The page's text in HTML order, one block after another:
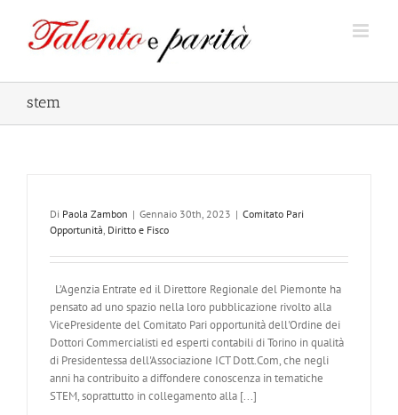
contenuto
stem
Di Paola Zambon | Gennaio 30th, 2023 | Comitato Pari
Opportunità, Diritto e Fisco
L’Agenzia Entrate ed il Direttore Regionale del Piemonte ha
pensato ad uno spazio nella loro pubblicazione rivolto alla
VicePresidente del Comitato Pari opportunità dell'Ordine dei
Dottori Commercialisti ed esperti contabili di Torino in qualità
di Presidentessa dell'Associazione ICT Dott.Com, che negli
anni ha contribuito a diffondere conoscenza in tematiche
STEM, soprattutto in collegamento alla [...]